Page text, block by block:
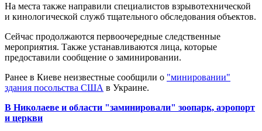
На места также направили специалистов взрывотехнической
и кинологической служб тщательного обследования объектов.
Сейчас продолжаются первоочередные следственные
мероприятия. Также устанавливаются лица, которые
предоставили сообщение о заминировании.
Ранее в Киеве неизвестные сообщили о "минировании"
здания посольства США в Украине.
В Николаеве и области "заминировали" зоопарк, аэропорт
и церкви